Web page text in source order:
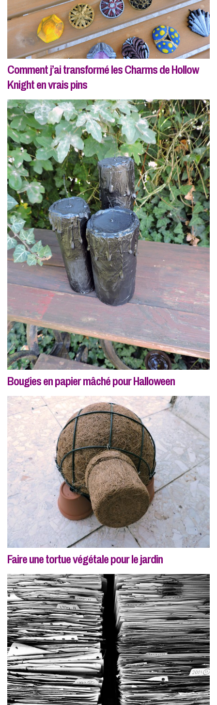
Comment j’ai transformé les Charms de Hollow
Knight en vrais pins
Bougies en papier mâché pour Halloween
Faire une tortue végétale pour le jardin